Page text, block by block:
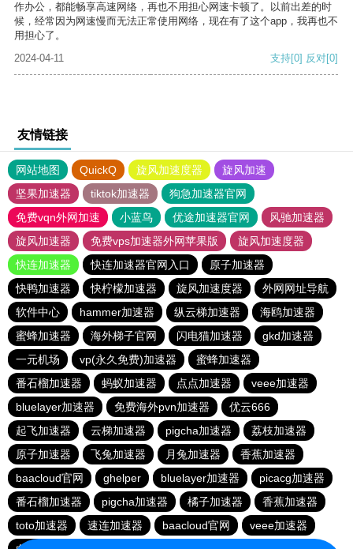
作办公，都能畅享高速网络，再也不用担心网速卡顿了。以前出差的时
候，经常因为网速慢而无法正常使用网络，现在有了这个app，我再也不
用担心了。
2024-04-11
支持[0] 反对[0]
友情链接
网站地图 QuickQ 旋风加速度器
旋风加速
坚果加速器
tiktok加速器
狗急加速器官网
免费vqn外网加速
小蓝鸟 优途加速器官网
风驰加速器
旋风加速器
免费vps加速器外网苹果版
旋风加速度器
快连加速器
快连加速器官网入口
原子加速器
快鸭加速器
快柠檬加速器 旋风加速度器
外网网址导航
软件中心
hammer加速器 纵云梯加速器
海鸥加速器
蜜蜂加速器
海外梯子官网 闪电猫加速器
gkd加速器
一元机场
vp(永久免费)加速器
蜜蜂加速器
番石榴加速器
蚂蚁加速器 点点加速器
veee加速器
bluelayer加速器
免费海外pvn加速器
优云666
起飞加速器
云梯加速器 pigcha加速器
荔枝加速器
原子加速器
飞兔加速器 月兔加速器
香蕉加速器
baacloud官网
ghelper bluelayer加速器
picacg加速器
番石榴加速器
pigcha加速器 橘子加速器
香蕉加速器
toto加速器
速连加速器 baacloud官网
veee加速器